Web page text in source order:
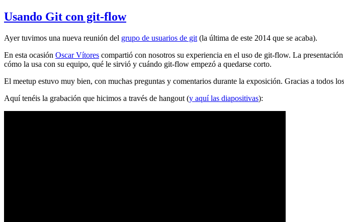
Usando Git con git-flow
Ayer tuvimos una nueva reunión del grupo de usuarios de git (la última de este 2014 que se acaba).
En esta ocasión Oscar Vítores compartió con nosotros su experiencia en el uso de git-flow. La
cómo la usa con su equipo, qué le sirvió y cuándo git-flow empezó a quedarse corto.
El meetup estuvo muy bien, con muchas preguntas y comentarios durante la exposición. Gracias a todos
Aquí tenéis la grabación que hicimos a través de hangout (y aquí las diapositivas):